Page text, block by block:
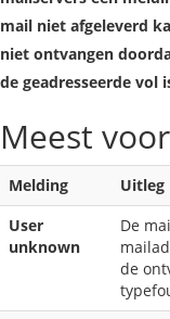
mail niet afgeleverd
niet ontvangen
de geadresseerde vol
Meest
Melding
Uitleg
User
unknown
De
de